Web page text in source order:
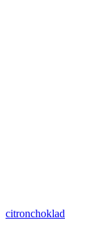
citronchoklad